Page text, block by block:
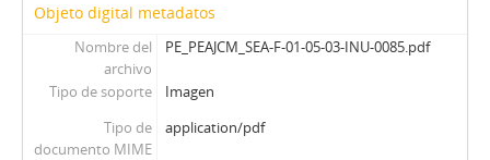
Objeto digital metadatos
Nombre del
archivo
PE_PEAJCM_SEA-F-01-05-03-INU-0085.pdf
Tipo de soporte
Imagen
Tipo de
documento MIME
application/pdf